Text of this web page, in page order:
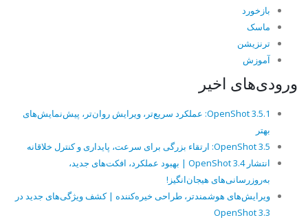
بازخورد
ماسک
ترنزیشن
آموزش
ورودی‌های اخیر
OpenShot 3.5.1: عملکرد سریع‌تر، ویرایش روان‌تر، پیش‌نمایش‌های
بهتر
OpenShot 3.5: ارتقاء بزرگی برای سرعت، پایداری و کنترل خلاقانه
انتشار OpenShot 3.4 | بهبود عملکرد، افکت‌های جدید،
به‌روزرسانی‌های هیجان‌انگیز!
ویرایش‌های هوشمندتر، طراحی خیره‌کننده | کشف ویژگی‌های جدید در
OpenShot 3.3